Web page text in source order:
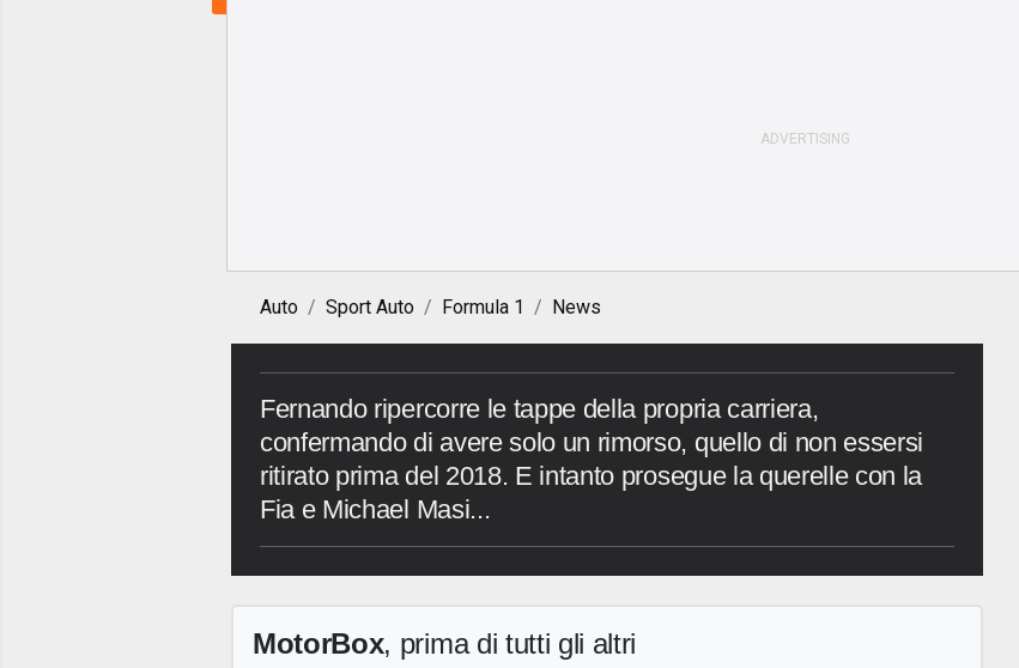
Auto Sport Auto Formula 1 News
Fernando ripercorre le tappe della propria carriera,
confermando di avere solo un rimorso, quello di non essersi
ritirato prima del 2018. E intanto prosegue la querelle con la
Fia e Michael Masi...
MotorBox, prima di tutti gli altri